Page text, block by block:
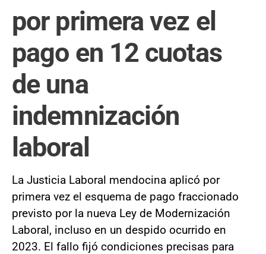
por primera vez el
pago en 12 cuotas
de una
indemnización
laboral
La Justicia Laboral mendocina aplicó por
primera vez el esquema de pago fraccionado
previsto por la nueva Ley de Modernización
Laboral, incluso en un despido ocurrido en
2023. El fallo fijó condiciones precisas para